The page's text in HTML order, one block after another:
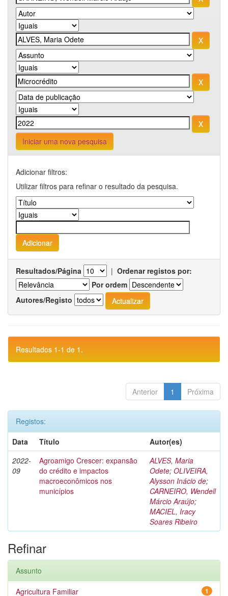
Iniciar uma nova pesquisa
Adicionar filtros:
Utilizar filtros para refinar o resultado da pesquisa.
Resultados/Página | Ordenar registos por:
Por ordem
Autores/Registo
Resultados 1-1 de 1.
Anterior 1 Próxima
Registos:
Data
Título
Autor(es)
2022-
09
Agroamigo Crescer: expansão
do crédito e impactos
macroeconômicos nos
municípios
ALVES, Maria
Odete; OLIVEIRA,
Alysson Inácio de;
CARNEIRO, Wendell
Márcio Araújo;
MACIEL, Iracy
Soares Ribeiro
Refinar
Assunto
1
Agricultura Familiar